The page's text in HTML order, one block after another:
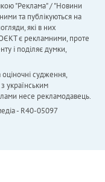
"Реклама" / "Новини
та публікуються на
які в них
є рекламними, проте
і поділяє думки,
оціночні судження,
українським
несе рекламодавець.
- R40-05097